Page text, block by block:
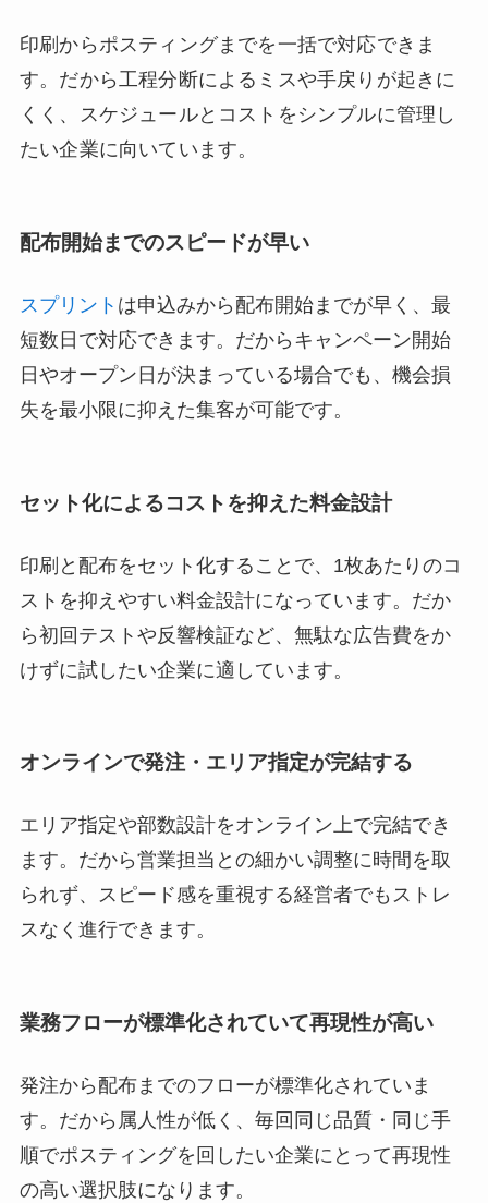
印刷からポスティングまでを一括で対応できま
す。だから工程分断によるミスや手戻りが起きに
くく、スケジュールとコストをシンプルに管理し
たい企業に向いています。
配布開始までのスピードが早い
スプリント は申込みから配布開始までが早く、最
短数日で対応できます。だからキャンペーン開始
日やオープン日が決まっている場合でも、機会損
失を最小限に抑えた集客が可能です。
セット化によるコストを抑えた料金設計
印刷と配布をセット化することで、1枚あたりのコ
ストを抑えやすい料金設計になっています。だか
ら初回テストや反響検証など、無駄な広告費をか
けずに試したい企業に適しています。
オンラインで発注・エリア指定が完結する
エリア指定や部数設計をオンライン上で完結でき
ます。だから営業担当との細かい調整に時間を取
られず、スピード感を重視する経営者でもストレ
スなく進行できます。
業務フローが標準化されていて再現性が高い
発注から配布までのフローが標準化されていま
す。だから属人性が低く、毎回同じ品質・同じ手
順でポスティングを回したい企業にとって再現性
の高い選択肢になります。